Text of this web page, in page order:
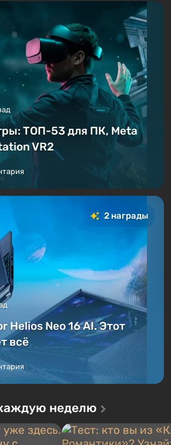
ТОП-53 для ПК, Meta
VR2
2 награды
Helios Neo 16 AI. Этот
всё
неделю